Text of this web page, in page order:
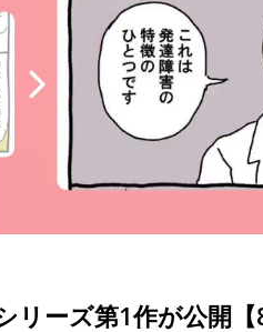
リーズ第1作が公開